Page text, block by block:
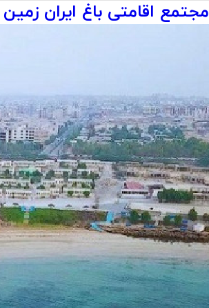
مجتمع اقامتی باغ ایران